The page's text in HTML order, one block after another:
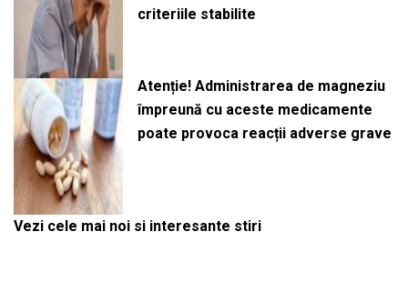
criteriile stabilite
Atenție! Administrarea de magneziu
împreună cu aceste medicamente
poate provoca reacții adverse grave
Vezi cele mai noi si interesante stiri